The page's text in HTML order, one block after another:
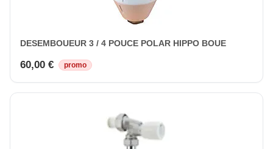
DESEMBOUEUR 3 / 4 POUCE POLAR HIPPO BOUE
60,00 € promo